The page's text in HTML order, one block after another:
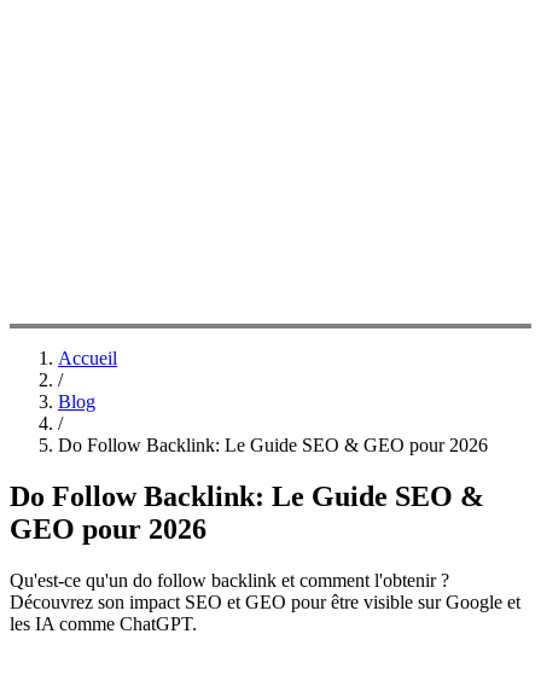
Accueil
/
Blog
/
Do Follow Backlink: Le Guide SEO & GEO pour 2026
Do Follow Backlink: Le Guide SEO &
GEO pour 2026
Qu'est-ce qu'un do follow backlink et comment l'obtenir ?
Découvrez son impact SEO et GEO pour être visible sur Google et
les IA comme ChatGPT.